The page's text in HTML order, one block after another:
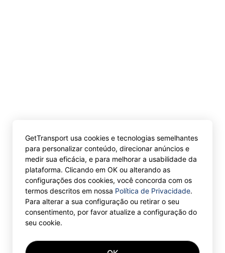
GetTransport usa cookies e tecnologias semelhantes
para personalizar conteúdo, direcionar anúncios e
medir sua eficácia, e para melhorar a usabilidade da
plataforma. Clicando em OK ou alterando as
configurações dos cookies, você concorda com os
termos descritos em nossa Política de Privacidade.
Para alterar a sua configuração ou retirar o seu
consentimento, por favor atualize a configuração do
seu cookie.